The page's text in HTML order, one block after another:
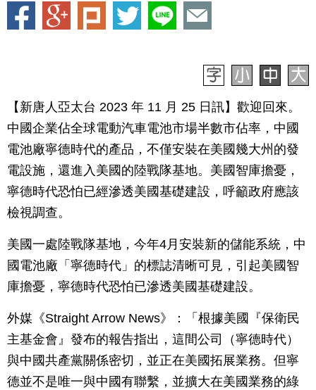
【新唐人亞太台 2023 年 11 月 25 日訊】歡迎回來。
中國企業佔全球電動汽車電池市場半數市佔率，中國
電池廠寧德時代的產品，不僅安裝在美國幾大州的發
電設施，還進入美國的陸戰隊基地。美國智庫擔憂，
寧德時代恐怕已經滲透美國基礎建設，呼籲政府應該
檢視調查。
美國一處陸戰隊基地，今年4月安裝新的儲能系統，中
國電池廠「寧德時代」的標誌清晰可見，引起美國智
庫擔憂，寧德時代恐怕已滲透美國基礎建設。
外媒《Straight Arrow News》：「根據美國『保衛民
主基金會』發布的報告指出，這間公司（寧德時代）
與中國共產黨關係密切，並正在美國拓展業務。但寧
德並不是唯一與中國有聯繫，並擴大在美國業務的綠